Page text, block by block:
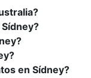
en Sídney?